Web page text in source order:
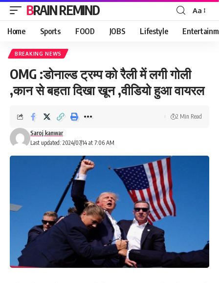
BRAIN REMIND
Font
Resizer
Aa
Home Sports FOOD JOBS Lifestyle
BREAKING NEWS
OMG :डोनाल्ड ट्रम्प को रैली में लगी गोली
,कान से बहता दिखा खून ,वीडियो हुआ वायरल
Last updated: 2024/07/14 at 7:06 AM
Saroj kanwar
2 Min Read